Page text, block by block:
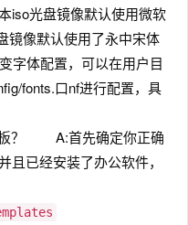
iso光盘镜像默认使用微软
镜像默认使用了永中宋体
字体配置，可以在用户目
fonts.口nf进行配置，具
板？ A:首先确定你正确
且已经安装了办公软件，